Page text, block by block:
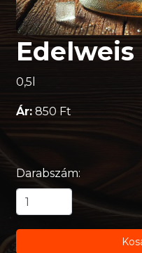
0,5l
Ár: 850 Ft
Darabszám: